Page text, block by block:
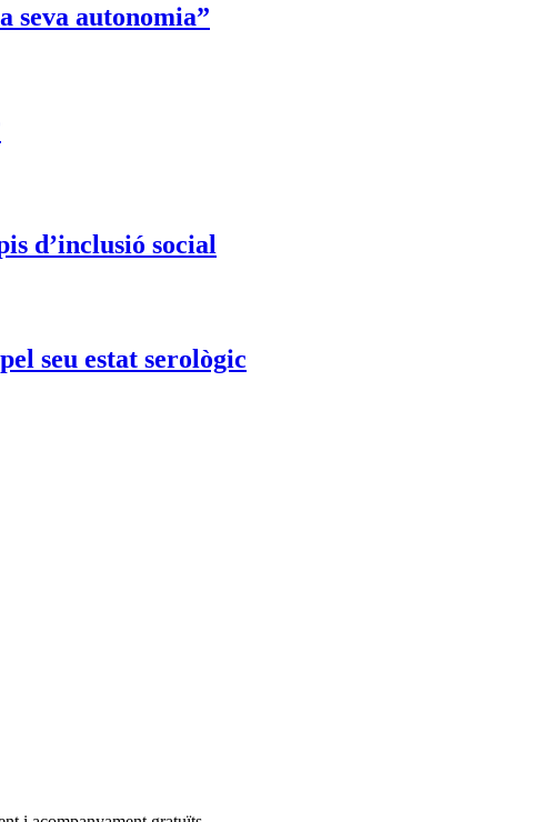
seva autonomia”
d’inclusió social
seu estat serològic